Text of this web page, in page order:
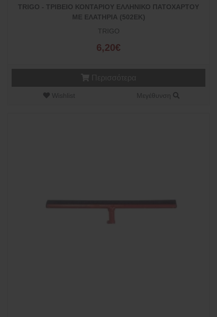
TRIGO - ΤΡΙΒΕΙΟ ΚΟΝΤΑΡΙΟΥ ΕΛΛΗΝΙΚΟ ΠΑΤΟΧΑΡΤΟΥ
ΜΕ ΕΛΑΤΗΡΙΑ (502EK)
TRIGO
6,20€
Wishlist Μεγέθυνση